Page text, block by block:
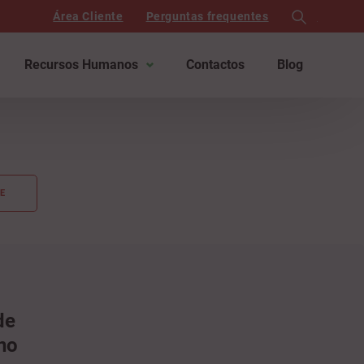
Área Cliente Perguntas frequentes
Recursos Humanos Contactos Blog